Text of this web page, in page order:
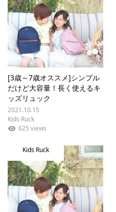
[3歳～7歳オススメ]シンプル
だけど大容量！長く使えるキ
ッズリュック
2021.10.15
Kids Ruck
625 views
Kids Ruck